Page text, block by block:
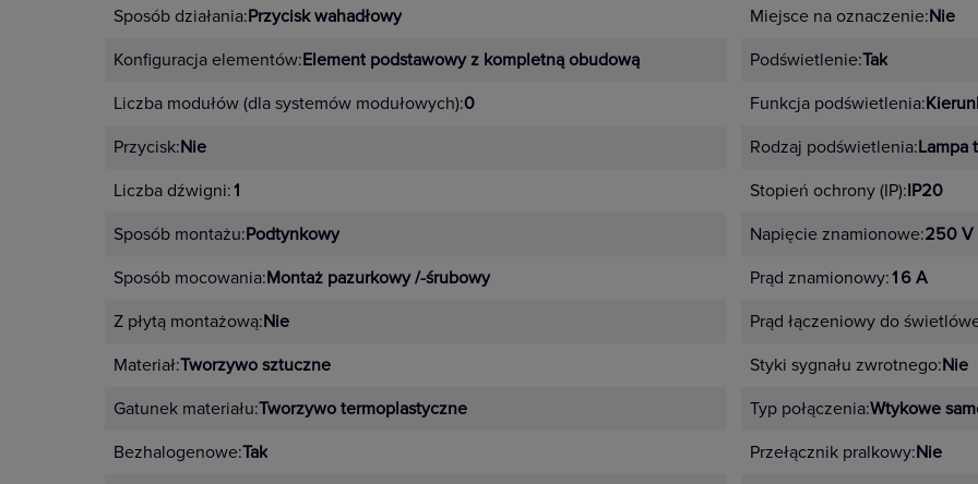
Sposób działania:Przycisk wahadłowy
Konfiguracja elementów:Element podstawowy z kompletną obudową
Liczba modułów (dla systemów modułowych):0
Przycisk:Nie
Liczba dźwigni:1
Sposób montażu:Podtynkowy
Sposób mocowania:Montaż pazurkowy /-śrubowy
Z płytą montażową:Nie
Materiał:Tworzywo sztuczne
Gatunek materiału:Tworzywo termoplastyczne
Bezhalogenowe:Tak
Miejsce na oznaczenie:Nie
Podświetlenie:Tak
Funkcja podświetlenia:
Rodzaj podświetlenia:Lampa
Stopień ochrony (IP):IP20
Napięcie znamionowe:250 V
Prąd znamionowy:16 A
Prąd łączeniowy do
Styki sygnału zwrotnego:Nie
Typ połączenia:Wtykowe
Przełącznik pralkowy:Nie